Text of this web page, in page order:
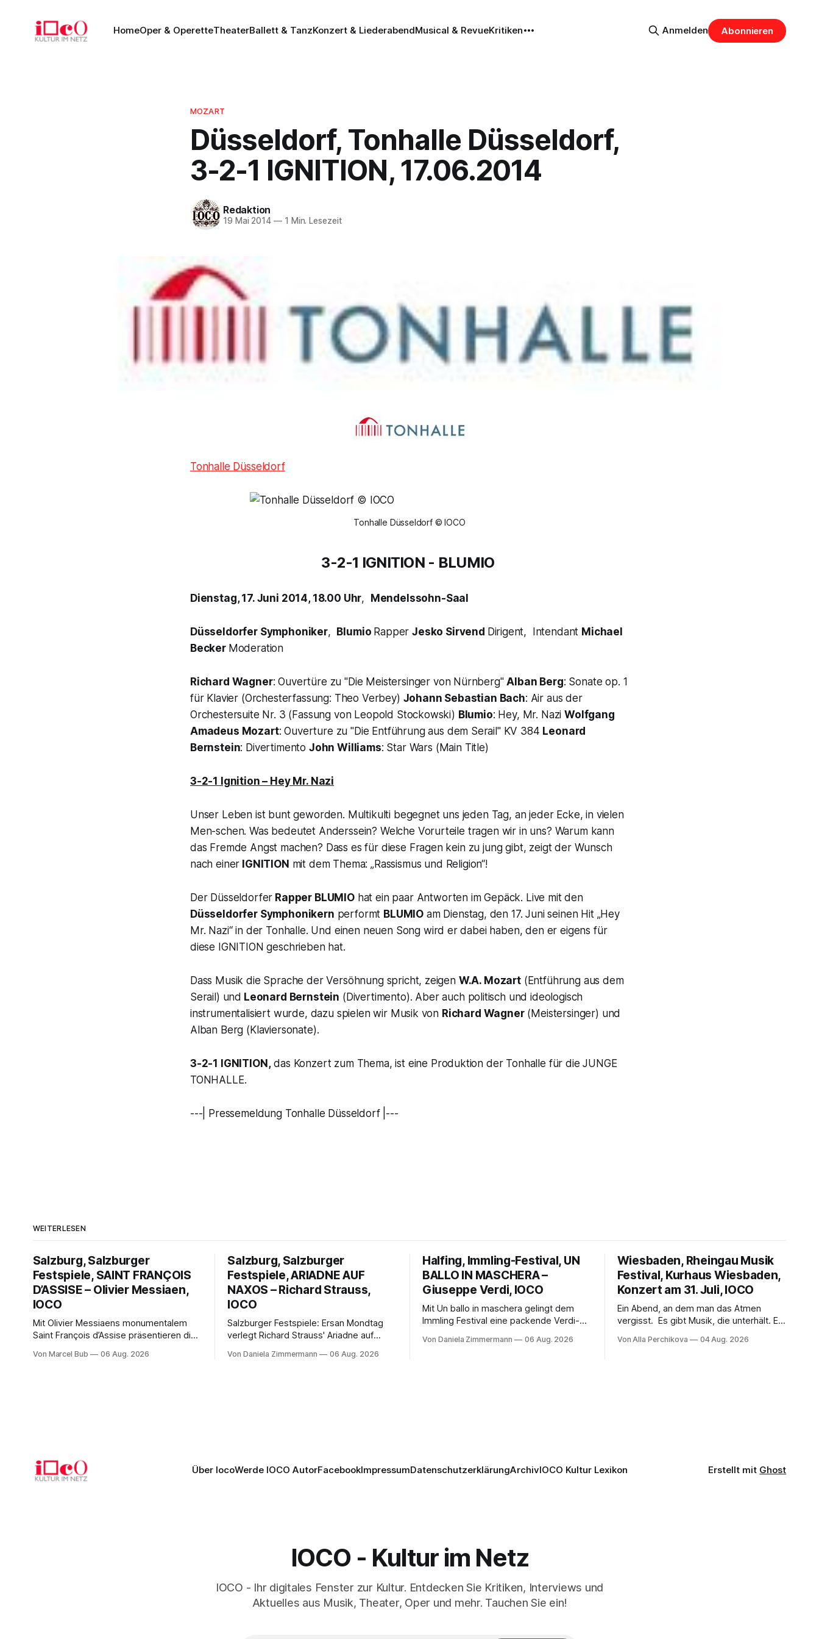
HomeOper & OperetteTheaterBallett & TanzKonzert & LiederabendMusical & RevueKritiken Anmelden Abonnieren
MOZART
Düsseldorf, Tonhalle Düsseldorf,
3-2-1 IGNITION, 17.06.2014
Redaktion
19 Mai 2014 —1 Min. Lesezeit
Tonhalle Düsseldorf
Tonhalle Düsseldorf © IOCO
3-2-1 IGNITION - BLUMIO
Dienstag, 17. Juni 2014, 18.00 Uhr, Mendelssohn-Saal
Düsseldorfer Symphoniker, Blumio RapperJesko Sirvend Dirigent, Intendant Michael
Becker Moderation
Richard Wagner: Ouvertüre zu "Die Meistersinger von Nürnberg"Alban Berg: Sonate op. 1
für Klavier (Orchesterfassung: Theo Verbey) Johann Sebastian Bach: Air aus der
Orchestersuite Nr. 3 (Fassung von Leopold Stockowski) Blumio: Hey, Mr. NaziWolfgang
Amadeus Mozart: Ouverture zu "Die Entführung aus dem Serail" KV 384 Leonard
Bernstein: Divertimento John Williams: Star Wars (Main Title)
3-2-1 Ignition – Hey Mr. Nazi
Unser Leben ist bunt geworden. Multikulti begegnet uns jeden Tag, an jeder Ecke, in vielen
Men-schen. Was bedeutet Anderssein? Welche Vorurteile tragen wir in uns? Warum kann
das Fremde Angst machen? Dass es für diese Fragen kein zu jung gibt, zeigt der Wunsch
nach einer IGNITION mit dem Thema: „Rassismus und Religion“!
Der Düsseldorfer Rapper BLUMIOhat ein paar Antworten im Gepäck. Live mit den
Düsseldorfer Symphonikern performt BLUMIO am Dienstag, den 17. Juni seinen Hit „Hey
Mr. Nazi“ in der Tonhalle. Und einen neuen Song wird er dabei haben, den er eigens für
diese IGNITION geschrieben hat.
Dass Musik die Sprache der Versöhnung spricht, zeigen W.A. Mozart(Entführung aus dem
Serail) und Leonard Bernstein (Divertimento). Aber auch politisch und ideologisch
instrumentalisiert wurde, dazu spielen wir Musik von Richard Wagner(Meistersinger) und
Alban Berg (Klaviersonate).
3-2-1 IGNITION,das Konzert zum Thema, ist eine Produktion der Tonhalle für die JUNGE
TONHALLE.
---| Pressemeldung Tonhalle Düsseldorf |---
WEITERLESEN
Salzburg, Salzburger
Festspiele, SAINT FRANÇOIS
D’ASSISE – Olivier Messiaen,
IOCO
Mit Olivier Messiaens monumentalem
Saint François d’Assise präsentieren die
außergewöhnlichen Opernabend.
Von Marcel Bub 06 Aug. 2026
Salzburg, Salzburger
Festspiele, ARIADNE AUF
NAXOS – Richard Strauss,
IOCO
Salzburger Festspiele: Ersan Mondtag
verlegt Richard Strauss' Ariadne auf
Science-Fiction mit Opernklassik.
Von Daniela Zimmermann 06 Aug. 2026
Halfing, Immling-Festival, UN
BALLO IN MASCHERA –
Giuseppe Verdi, IOCO
Mit Un ballo in maschera gelingt dem
Immling Festival eine packende Verdi-
Wirklichkeit. Verena von Kerssenbrock
Von Daniela Zimmermann 06 Aug. 2026
Wiesbaden, Rheingau Musik
Festival, Kurhaus Wiesbaden,
Konzert am 31. Juli, IOCO
Ein Abend, an dem man das Atmen
vergisst. Es gibt Musik, die unterhält. Es
Musik, nach der man minutenlang kein
Von Alla Perchikova 04 Aug. 2026
Über IocoWerde IOCO AutorFacebookImpressumDatenschutzerklärungArchivIOCO Kultur Lexikon Erstellt mit Ghost
IOCO - Kultur im Netz
IOCO - Ihr digitales Fenster zur Kultur. Entdecken Sie Kritiken, Interviews und
Aktuelles aus Musik, Theater, Oper und mehr. Tauchen Sie ein!